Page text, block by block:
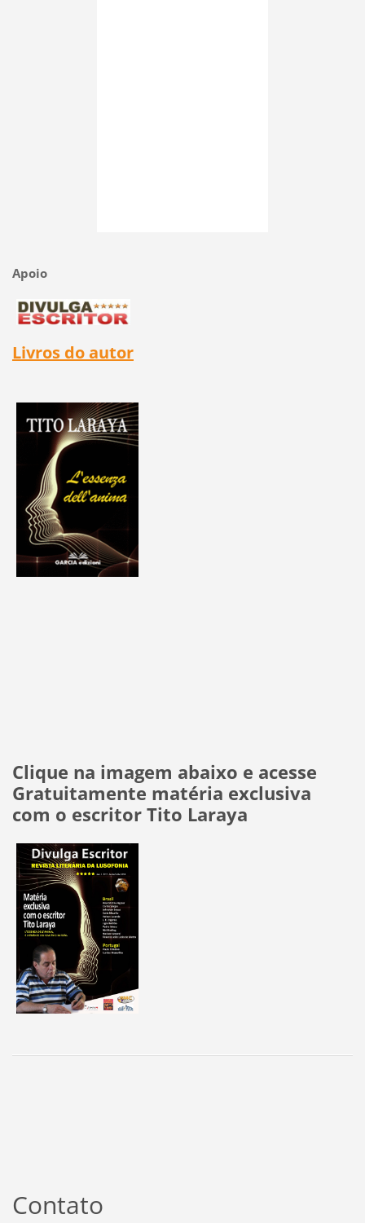
Apoio
Livros do autor
Clique na imagem abaixo e acesse
Gratuitamente matéria exclusiva
com o escritor Tito Laraya
Contato